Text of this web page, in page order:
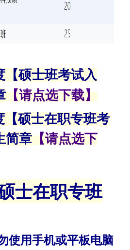
【硕士班考试入
【请点选下载】
【硕士在职专班考
简章【请点选下
士在职专班
使用手机或平板电脑